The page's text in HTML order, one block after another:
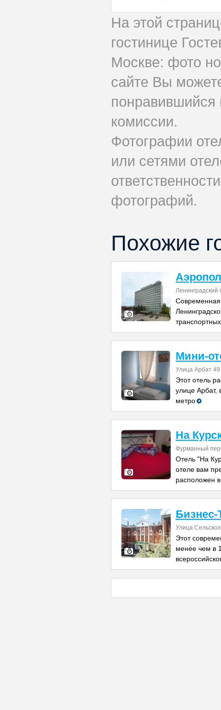
На этой
гостинице
Москве: фото
сайте Вы
понравившийся
комиссии.
Фотографии
или сетями
фотографий.
Похожие
Ленинградский
Современная
Мини-
Улица Арбат
Этот отель
улице Арбат,
метро
На
Фурманный
Отель "На
отеле вам
расположен
Бизнес-
Улица
Этот
менее чем в